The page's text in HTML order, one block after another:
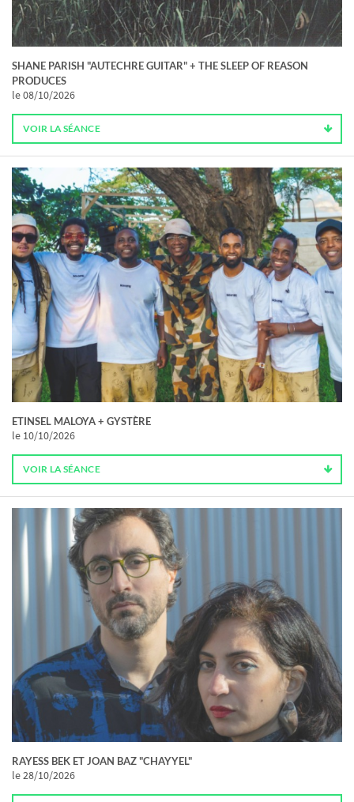
SHANE PARISH "AUTECHRE GUITAR" + THE SLEEP OF REASON
PRODUCES
le 08/10/2026
VOIR LA SÉANCE
ETINSEL MALOYA + GYSTÈRE
le 10/10/2026
VOIR LA SÉANCE
RAYESS BEK ET JOAN BAZ "CHAYYEL"
le 28/10/2026